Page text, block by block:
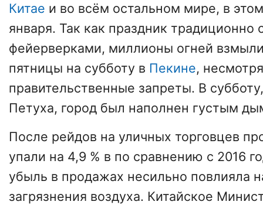
Китае и во всём остальном мире, в
января. Так как праздник традиционно
фейерверками, миллионы огней
пятницы на субботу в Пекине,
правительственные запреты. В
Петуха, город был наполнен густым
После рейдов на уличных торговцев
упали на 4,9 % в по сравнению с 2016
убыль в продажах несильно повлияла
загрязнения воздуха. Китайское